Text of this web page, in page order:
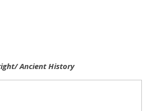
Ancient History